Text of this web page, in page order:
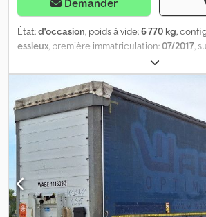
État:d'occasion, poids à vide:6 770 kg,
essieux , première immatriculation:07/2017 ,
, type d'engrenage:
Équipement:ABS, Poids à vide : 6 770 kg,
pneumatique, protection arrière anti-
freinage électronique (EBS), prises 1x15 et
antispray. Retrouvez un aperçu de tous les
sur notre site web. Besoin d'un financement
des solutions de financement
service complet et des services
heureux de vous conseiller personnellement.
Sock